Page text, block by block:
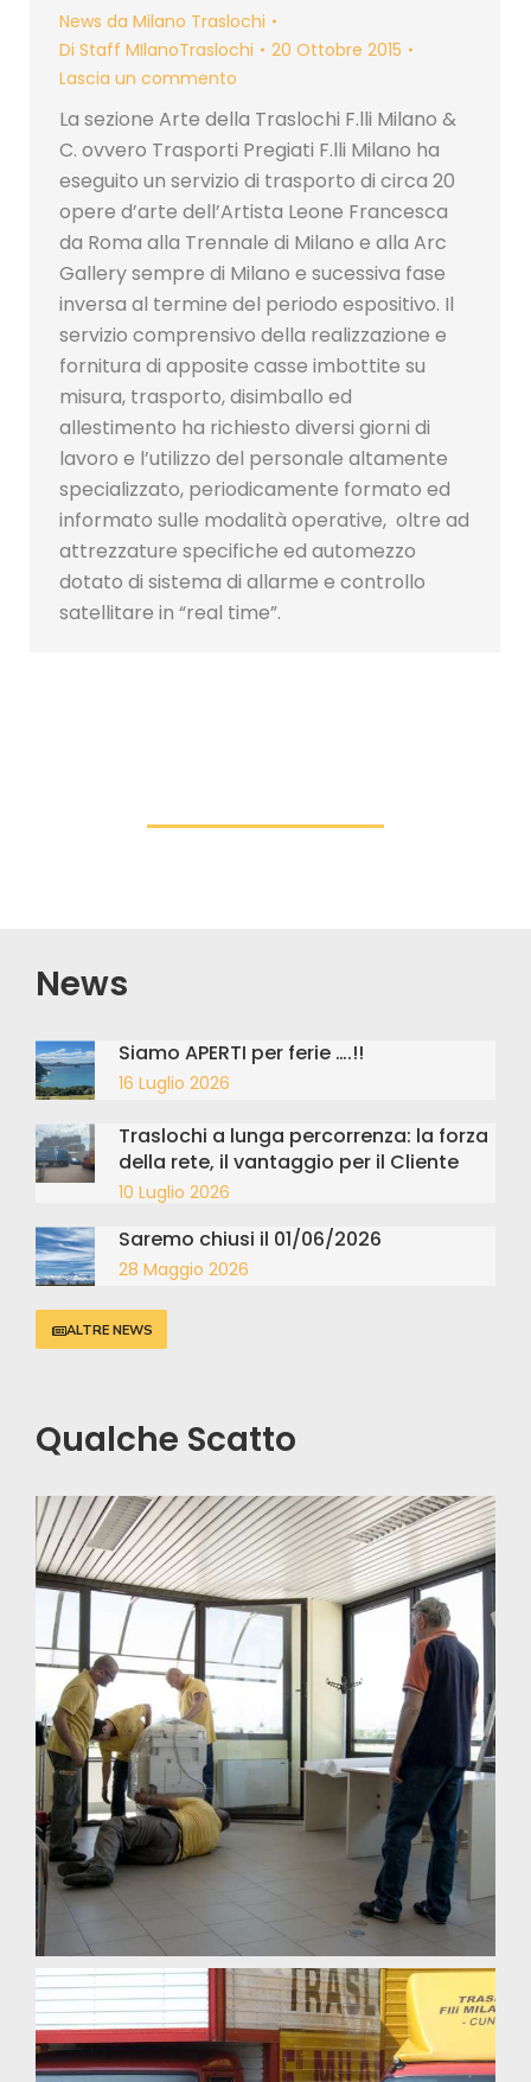
News da Milano Traslochi
Di Staff MIlanoTraslochi
20 Ottobre 2015
Lascia un commento
La sezione Arte della Traslochi F.lli Milano &
C. ovvero Trasporti Pregiati F.lli Milano ha
eseguito un servizio di trasporto di circa 20
opere d’arte dell’Artista Leone Francesca
da Roma alla Trennale di Milano e alla Arc
Gallery sempre di Milano e sucessiva fase
inversa al termine del periodo espositivo. Il
servizio comprensivo della realizzazione e
fornitura di apposite casse imbottite su
misura, trasporto, disimballo ed
allestimento ha richiesto diversi giorni di
lavoro e l’utilizzo del personale altamente
specializzato, periodicamente formato ed
informato sulle modalità operative, oltre ad
attrezzature specifiche ed automezzo
dotato di sistema di allarme e controllo
satellitare in “real time”.
News
Siamo APERTI per ferie ….!!
16 Luglio 2026
Traslochi a lunga percorrenza: la forza
della rete, il vantaggio per il Cliente
10 Luglio 2026
Saremo chiusi il 01/06/2026
28 Maggio 2026
ALTRE NEWS
Qualche Scatto